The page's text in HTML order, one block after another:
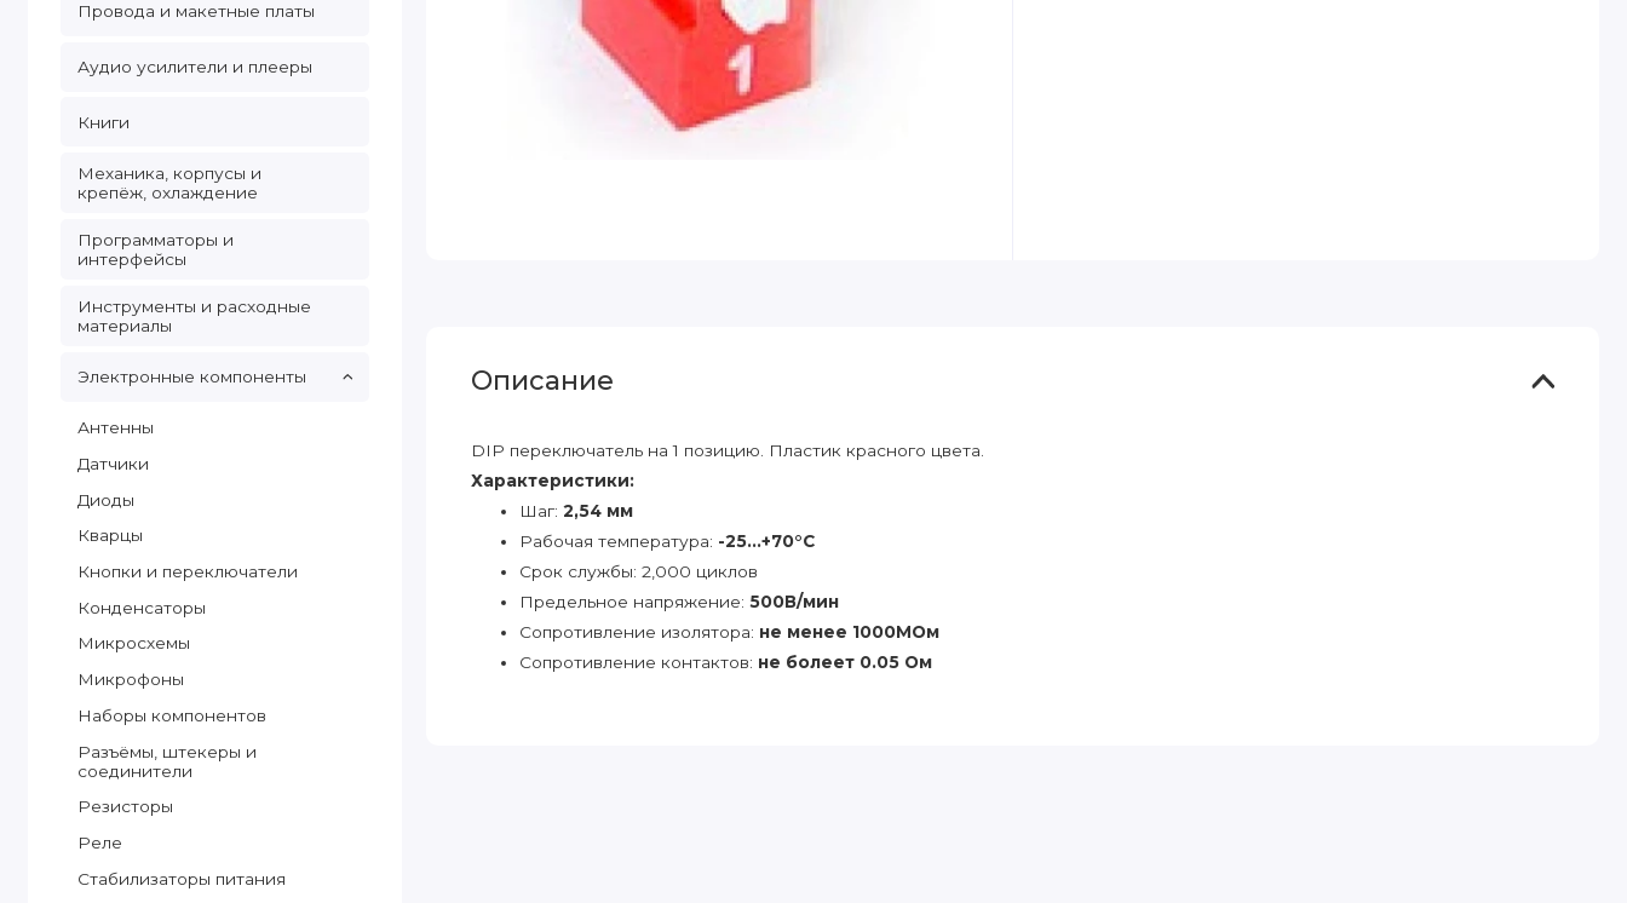
Провода и макетные платы
Аудио усилители и плееры
Книги
Механика, корпусы и
крепёж, охлаждение
Программаторы и
интерфейсы
Инструменты и расходные
материалы
Электронные компоненты
Антенны
Датчики
Диоды
Кварцы
Кнопки и переключатели
Конденсаторы
Микросхемы
Микрофоны
Наборы компонентов
Разъёмы, штекеры и
соединители
Резисторы
Реле
Стабилизаторы питания
Описание
DIP переключатель на 1 позицию. Пластик красного цвета.
Характеристики:
Шаг: 2,54 мм
Рабочая температура: -25...+70°C
Срок службы: 2,000 циклов
Предельное напряжение: 500В/мин
Сопротивление изолятора: не менее 1000МОм
Сопротивление контактов: не болеет 0.05 Ом